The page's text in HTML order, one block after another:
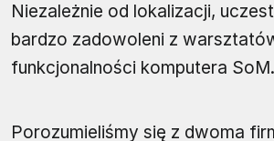
Niezależnie od lokalizacji,
bardzo zadowoleni z
funkcjonalności komputera SoM.
Porozumieliśmy się z dwoma